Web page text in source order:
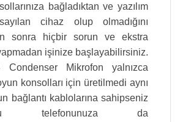
bağladıktan ve yazılım
cihaz olup olmadığını
sonra hiçbir sorun ve ekstra
işinize başlayabilirsiniz.
Condenser Mikrofon yalnızca
konsolları için üretilmedi aynı
bağlantı kablolarına sahipseniz
telefonunuza da